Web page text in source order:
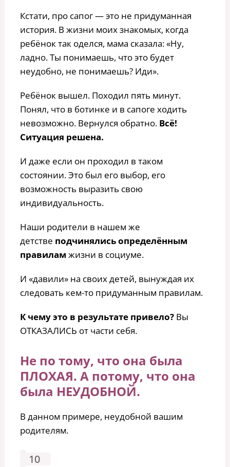
Кстати, про сапог — это не придуманная
история. В жизни моих знакомых, когда
ребёнок так оделся, мама сказала: «Ну,
ладно. Ты понимаешь, что это будет
неудобно, не понимаешь? Иди».
Ребёнок вышел. Походил пять минут.
Понял, что в ботинке и в сапоге ходить
невозможно. Вернулся обратно. Всё!
Ситуация решена.
И даже если он проходил в таком
состоянии. Это был его выбор, его
возможность выразить свою
индивидуальность.
Наши родители в нашем же
детстве подчинялись определённым
правилам жизни в социуме.
И «давили» на своих детей, вынуждая их
следовать кем-то придуманным правилам.
К чему это в результате привело? Вы
ОТКАЗАЛИСЬ от части себя.
Не по тому, что она была
ПЛОХАЯ. А потому, что она
была НЕУДОБНОЙ.
В данном примере, неудобной вашим
родителям.
10